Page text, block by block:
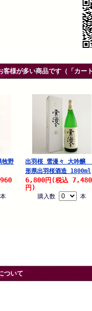
客様が多い商品です（「カー
野
本
出羽桜 雪漫々 大吟醸
形県出羽桜酒造 1800ml
6,800円 (税込 7,480
円)
購入数 本
ついて